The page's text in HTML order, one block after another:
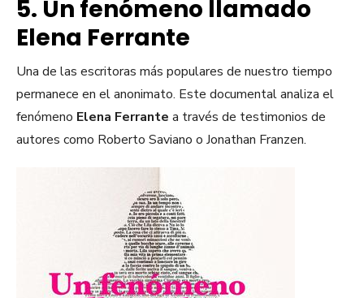
5. Un fenómeno llamado
Elena Ferrante
Una de las escritoras más populares de nuestro tiempo
permanece en el anonimato. Este documental analiza el
fenómeno Elena Ferrante a través de testimonios de
autores como Roberto Saviano o Jonathan Franzen.